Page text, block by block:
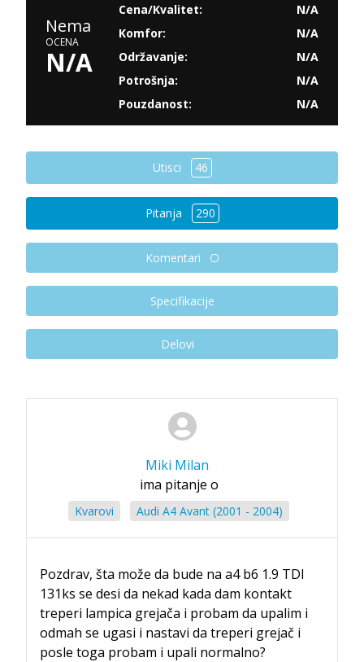
Nema
OCENA
N/A
Cena/Kvalitet:
N/A
Komfor:
N/A
Održavanje:
N/A
Potrošnja:
N/A
Pouzdanost:
N/A
Utisci 46
Pitanja 290
Komentari
Specifikacije
Delovi
Miki Milan
ima pitanje o
Kvarovi Audi A4 Avant (2001 - 2004)
Pozdrav, šta može da bude na a4 b6 1.9 TDI
131ks se desi da nekad kada dam kontakt
treperi lampica grejača i probam da upalim i
odmah se ugasi i nastavi da treperi grejač i
posle toga probam i upali normalno?